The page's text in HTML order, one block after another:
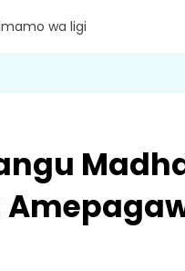
wa ligi